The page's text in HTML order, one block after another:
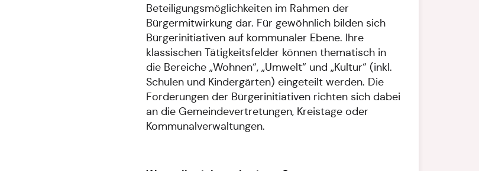
Beteiligungsmöglichkeiten im Rahmen der
Bürgermitwirkung dar. Für gewöhnlich bilden sich
Bürgerinitiativen auf kommunaler Ebene. Ihre
klassischen Tätigkeitsfelder können thematisch in
die Bereiche „Wohnen“, „Umwelt“ und „Kultur“ (inkl.
Schulen und Kindergärten) eingeteilt werden. Die
Forderungen der Bürgerinitiativen richten sich dabei
an die Gemeindevertretungen, Kreistage oder
Kommunalverwaltungen.